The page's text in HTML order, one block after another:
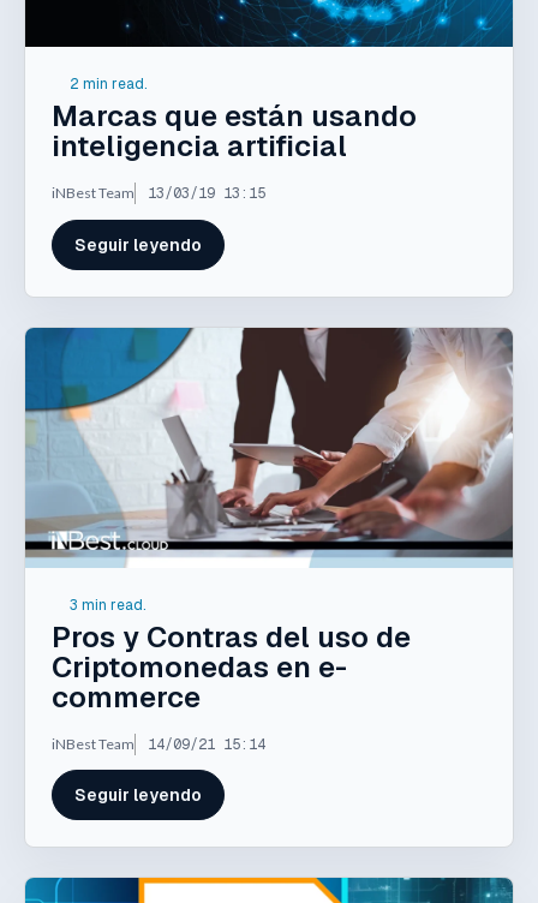
2 min read.
Marcas que están usando
inteligencia artificial
iNBest Team 13/03/19 13:15
Seguir leyendo
3 min read.
Pros y Contras del uso de
Criptomonedas en e-
commerce
iNBest Team 14/09/21 15:14
Seguir leyendo